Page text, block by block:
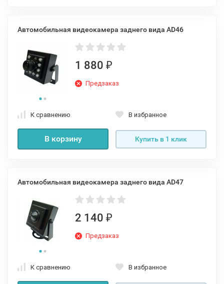
Автомобильная видеокамера заднего вида AD46
1 880 ₽
Предзаказ
К сравнению В избранное
В корзину Купить в 1 клик
Автомобильная видеокамера заднего вида AD47
2 140 ₽
Предзаказ
К сравнению В избранное